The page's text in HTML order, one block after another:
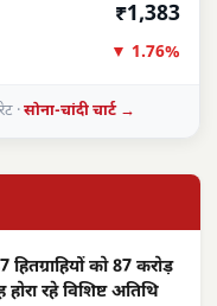
₹1,383
▼ 1.76%
·सोना-चांदी चार्ट →
को 87 करोड़
रहे विशिष्ट अतिथि